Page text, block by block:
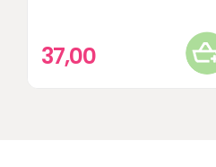
37,00